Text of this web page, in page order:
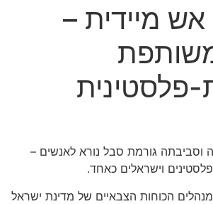
מיידית –
פלסטינית
וסביבתה גורמת סבל נורא לאנשים –
וישראלים כאחד.
הכוחות הצבאיים של מדינת ישראל